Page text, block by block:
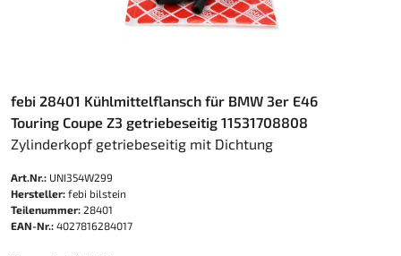
febi 28401 Kühlmittelflansch für BMW 3er E46
Touring Coupe Z3 getriebeseitig 11531708808
Zylinderkopf getriebeseitig mit Dichtung
Art.Nr.: UNI354W299
Hersteller: febi bilstein
Teilenummer: 28401
EAN-Nr.: 4027816284017